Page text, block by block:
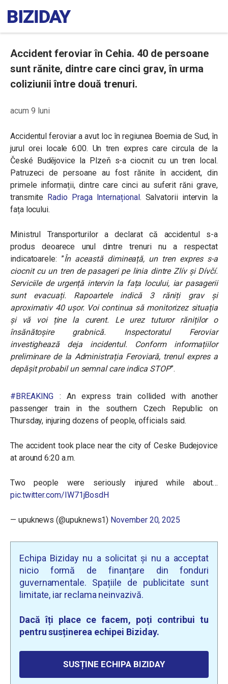
Accident feroviar în Cehia. 40 de persoane
sunt rănite, dintre care cinci grav, în urma
coliziunii între două trenuri.
acum 9 luni
Accidentul feroviar a avut loc în regiunea Boemia de Sud, în
jurul orei locale 6:00. Un tren expres care circula de la
České Budějovice la Plzeň s-a ciocnit cu un tren local.
Patruzeci de persoane au fost rănite în accident, din
primele informații, dintre care cinci au suferit răni grave,
transmite Radio Praga Internațional. Salvatorii intervin la
fața locului.
Ministrul Transporturilor a declarat că accidentul s-a
produs deoarece unul dintre trenuri nu a respectat
indicatoarele: ”În această dimineață, un tren expres s-a
ciocnit cu un tren de pasageri pe linia dintre Zlív și Dívčí.
Serviciile de urgență intervin la fața locului, iar pasagerii
sunt evacuați. Rapoartele indică 3 răniți grav și
aproximativ 40 ușor. Voi continua să monitorizez situația
și vă voi ține la curent. Le urez tuturor răniților o
însănătoșire grabnică. Inspectoratul Feroviar
investighează deja incidentul. Conform informațiilor
preliminare de la Administrația Feroviară, trenul expres a
depășit probabil un semnal care indica STOP”.
#BREAKING : An express train collided with another
passenger train in the southern Czech Republic on
Thursday, injuring dozens of people, officials said.
The accident took place near the city of Ceske Budejovice
at around 6:20 a.m.
Two people were seriously injured while about…
pic.twitter.com/IW71jBosdH
— upuknews (@upuknews1) November 20, 2025
Echipa Biziday nu a solicitat și nu a acceptat
nicio formă de finanțare din fonduri
guvernamentale. Spațiile de publicitate sunt
limitate, iar reclama neinvazivă.
Dacă îți place ce facem, poți contribui tu
pentru susținerea echipei Biziday.
SUSȚINE ECHIPA BIZIDAY